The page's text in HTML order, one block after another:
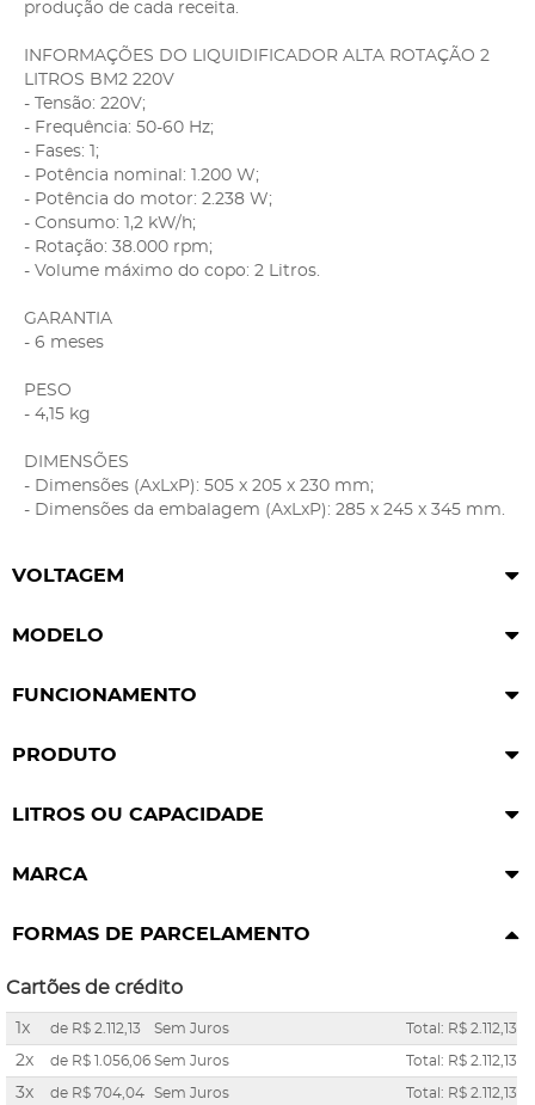
produção de cada receita.
INFORMAÇÕES DO LIQUIDIFICADOR ALTA ROTAÇÃO 2
LITROS BM2 220V
- Tensão: 220V;
- Frequência: 50-60 Hz;
- Fases: 1;
- Potência nominal: 1.200 W;
- Potência do motor: 2.238 W;
- Consumo: 1,2 kW/h;
- Rotação: 38.000 rpm;
- Volume máximo do copo: 2 Litros.
GARANTIA
- 6 meses
PESO
- 4,15 kg
DIMENSÕES
- Dimensões (AxLxP): 505 x 205 x 230 mm;
- Dimensões da embalagem (AxLxP): 285 x 245 x 345 mm.
VOLTAGEM
MODELO
FUNCIONAMENTO
PRODUTO
LITROS OU CAPACIDADE
MARCA
FORMAS DE PARCELAMENTO
Cartões de crédito
1x de R$ 2.112,13 Sem Juros Total: R$ 2.112,13
2x de R$ 1.056,06 Sem Juros Total: R$ 2.112,13
3x de R$ 704,04 Sem Juros Total: R$ 2.112,13